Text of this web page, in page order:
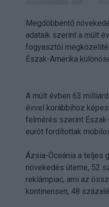
Megdöbbentő
adataik szerint a múlt
fogyasztói
Észak-Amerika
A múlt évben 63
évvel korábbihoz
felmérés szerint
eurót fordítottak
Ázsia-Óceánia a teljes
növekedés üteme, 52
reklámpiac, ami az
kontinensen, 48